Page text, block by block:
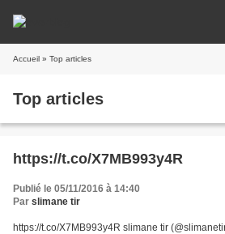
Accueil » Top articles
Top articles
https://t.co/X7MB993y4R
Publié le 05/11/2016 à 14:40
Par slimane tir
https://t.co/X7MB993y4R slimane tir